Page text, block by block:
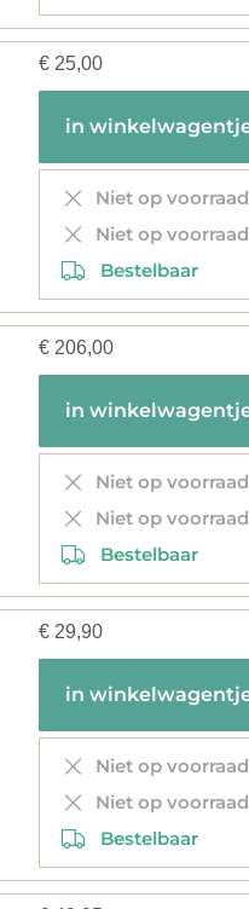
€ 25,00
in
Niet op
Niet op
Bestelbaar
€ 206,00
in
Niet op
Niet op
Bestelbaar
€ 29,90
in
Niet op
Niet op
Bestelbaar